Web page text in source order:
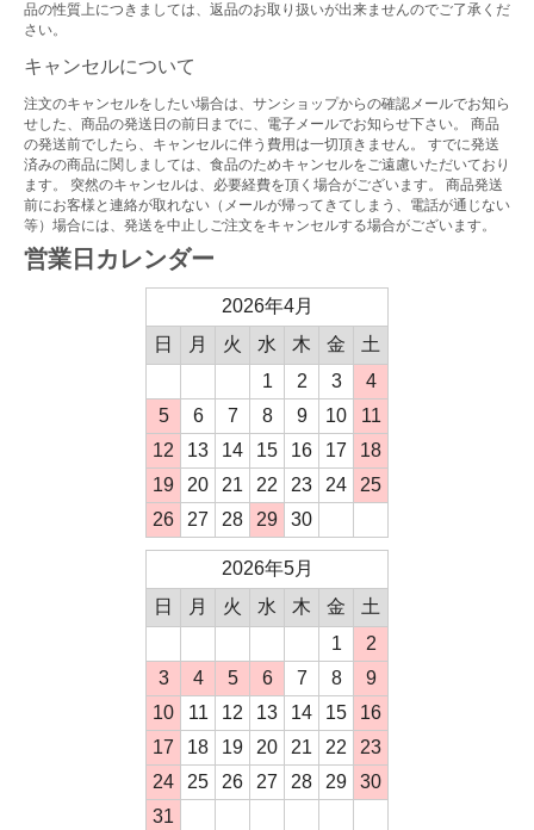
品の性質上につきましては、返品のお取り扱いが出来ませんのでご了承くだ
さい。
キャンセルについて
注文のキャンセルをしたい場合は、サンショップからの確認メールでお知ら
せした、商品の発送日の前日までに、電子メールでお知らせ下さい。 商品
の発送前でしたら、キャンセルに伴う費用は一切頂きません。 すでに発送
済みの商品に関しましては、食品のためキャンセルをご遠慮いただいており
ます。 突然のキャンセルは、必要経費を頂く場合がございます。 商品発送
前にお客様と連絡が取れない（メールが帰ってきてしまう、電話が通じない
等）場合には、発送を中止しご注文をキャンセルする場合がございます。
営業日カレンダー
2026年4月
日
月 火 水 木 金
土
1
2 3
4
5
6 7 8 9 10
11
12
13 14 15 16 17
18
19
20 21 22 23 24
25
26
27 28 29 30
2026年5月
日
月 火 水 木 金
土
1
2
3
4 5 6 7 8
9
10
11 12 13 14 15
16
17
18 19 20 21 22
23
24
25 26 27 28 29
30
31